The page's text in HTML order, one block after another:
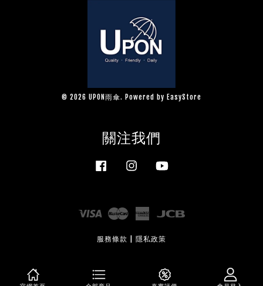
© 2026 UPON雨傘. Powered by EasyStore
關注我們
Facebook Instagram
Visa Master
American
服務條款 | 隱私政策